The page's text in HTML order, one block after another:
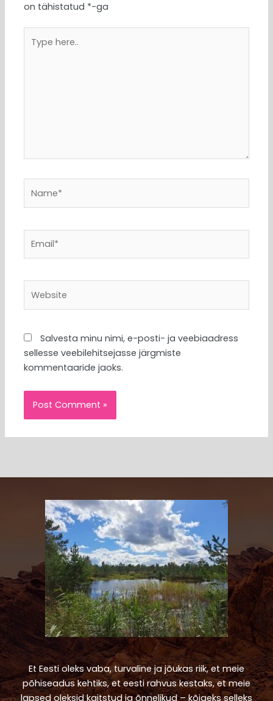
on tähistatud *-ga
here..
Salvesta minu nimi, e-posti- ja veebiaadress
sellesse veebilehitsejasse järgmiste
kommentaaride jaoks.
Et Eesti oleks vaba, turvaline ja jõukas riik, et meie
põhiseadus kehtiks, et eesti rahvus kestaks, et meie
lapsed oleksid kaitstud ja õnnelikud – kõigeks selleks